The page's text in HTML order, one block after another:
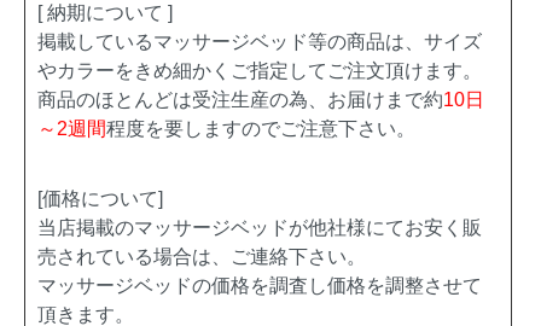
[ 納期について ]
掲載しているマッサージベッド等の商品は、サイズ
やカラーをきめ細かくご指定してご注文頂けます。
商品のほとんどは受注生産の為、お届けまで約10日
～2週間程度を要しますのでご注意下さい。
[価格について]
当店掲載のマッサージベッドが他社様にてお安く販
売されている場合は、ご連絡下さい。
マッサージベッドの価格を調査し価格を調整させて
頂きます。